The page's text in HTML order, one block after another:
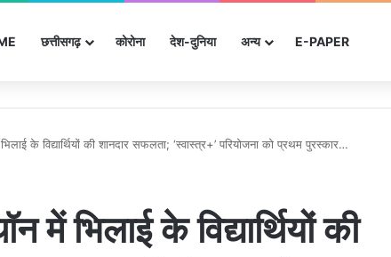
छत्तीसगढ़ कोरोना देश-दुनिया अन्‍य E-PAPER
के विद्यार्थियों की शानदार सफलता; ‘स्वास्त्र+’ परियोजना को प्रथम पुरस्कार…
में भिलाई के विद्यार्थियों की